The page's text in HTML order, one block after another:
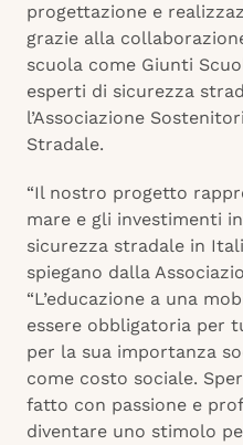
progettazione e
grazie alla
scuola come Giunti
esperti di sicurezza
l’Associazione
Stradale.
“Il nostro progetto
mare e gli investimenti
sicurezza stradale in
spiegano dalla
“L’educazione a una
essere obbligatoria per
per la sua importanza
come costo sociale.
fatto con passione e
diventare uno stimolo